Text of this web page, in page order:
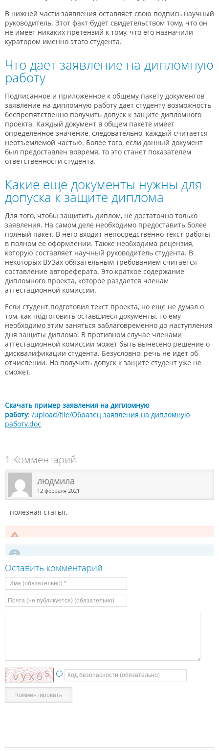
В нижней части заявления оставляет свою подпись научный
руководитель. Этот факт будет свидетельством тому, что он
не имеет никаких претензий к тому, что его назначили
куратором именно этого студента.
Что дает заявление на дипломную
работу
Подписанное и приложенное к общему пакету документов
заявление на дипломную работу дает студенту возможность
беспрепятственно получить допуск к защите дипломного
проекта. Каждый документ в общем пакете имеет
определенное значение, следовательно, каждый считается
неотъемлемой частью. Более того, если данный документ
был предоставлен вовремя, то это станет показателем
ответственности студента.
Какие еще документы нужны для
допуска к защите диплома
Для того, чтобы защитить диплом, не достаточно только
заявления. На самом деле необходимо предоставить более
полный пакет. В него входит непосредственно текст работы
в полном ее оформлении. Также необходима рецензия,
которую составляет научный руководитель студента. В
некоторых ВУЗах обязательным требованием считается
составление автореферата. Это краткое содержание
дипломного проекта, которое раздается членам
аттестационной комиссии.
Если студент подготовил текст проекта, но еще не думал о
том, как подготовить оставшиеся документы, то ему
необходимо этим заняться заблаговременно до наступления
дня защиты диплома. В противном случае членами
аттестационной комиссии может быть вынесено решение о
дисквалификации студента. Безусловно, речь не идет об
отчислении. Но получить допуск к защите студент уже не
сможет.
Скачать пример заявления на дипломную
работу: /upload/file/Образец заявления на дипломную
работу.doc
1 Комментарий
людмила
12 февраля 2021
полезная статья.
Оставить комментарий